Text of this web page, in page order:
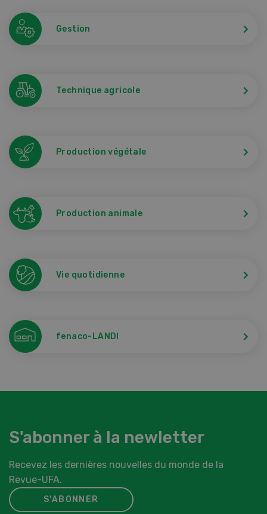
Gestion
Technique agricole
Production végétale
Production animale
Vie quotidienne
fenaco-LANDI
S'abonner à la newletter
Recevez les dernières nouvelles du monde de la
Revue-UFA.
S'ABONNER